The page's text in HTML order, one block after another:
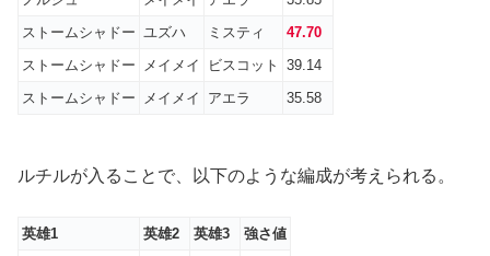
ストームシャドー ユズハ ミスティ
47.70
ストームシャドー
メイメイ ビスコット
39.14
ストームシャドー
メイメイ アエラ 35.58
ルチルが入ることで、以下のような編成が考えられる。
英雄1 英雄2 英雄3
強さ値